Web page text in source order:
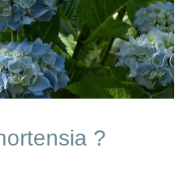
?